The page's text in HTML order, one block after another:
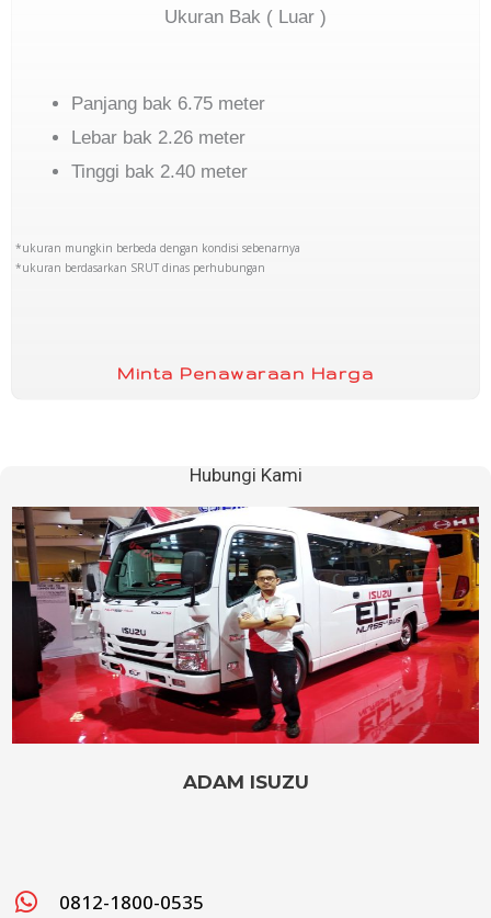
Ukuran Bak ( Luar )
Panjang bak 6.75 meter
Lebar bak 2.26 meter
Tinggi bak 2.40 meter
*ukuran mungkin berbeda dengan kondisi sebenarnya
*ukuran berdasarkan SRUT dinas perhubungan
Minta Penawaraan Harga
Hubungi Kami
ADAM ISUZU
0812-1800-0535